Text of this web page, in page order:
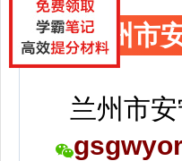
兰州市
兰州市